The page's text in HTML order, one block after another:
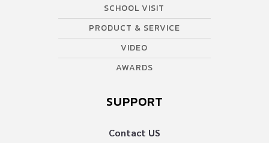
SCHOOL VISIT
PRODUCT & SERVICE
VIDEO
AWARDS
SUPPORT
Contact US